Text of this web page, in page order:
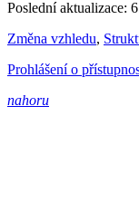
Poslední aktualizace:
Změna vzhledu,
Prohlášení o
nahoru